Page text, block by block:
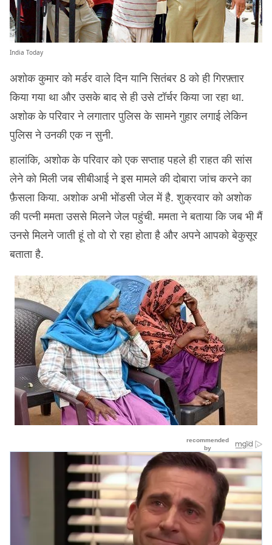
India Today
अशोक कुमार को मर्डर वाले दिन यानि सितंबर 8 को ही गिरफ़्तार
किया गया था और उसके बाद से ही उसे टॉर्चर किया जा रहा था.
अशोक के परिवार ने लगातार पुलिस के सामने गुहार लगाई लेकिन
पुलिस ने उनकी एक न सुनी.
हालांकि, अशोक के परिवार को एक सप्ताह पहले ही राहत की सांस
लेने को मिली जब सीबीआई ने इस मामले की दोबारा जांच करने का
फ़ैसला किया. अशोक अभी भोंडसी जेल में है. शुक्रवार को अशोक
की पत्नी ममता उससे मिलने जेल पहुंची. ममता ने बताया कि जब भी मैं
उनसे मिलने जाती हूं तो वो रो रहा होता है और अपने आपको बेकुसूर
बताता है.